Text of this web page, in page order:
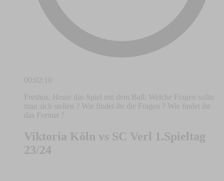
00:02:10
Freshos, Heute das Spiel mit dem Ball. Welche Fragen sollte
man sich stellen ? Wie findet ihr die Fragen ? Wie findet ihr
das Format ?
Viktoria Köln vs SC Verl 1.Spieltag
23/24